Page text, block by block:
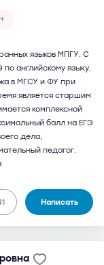
языков МПГУ. С
английскому языку.
в МГСУ и ФУ при
является старшим
комплексной
балл на ЕГЭ
дела,
педагог.
Написать